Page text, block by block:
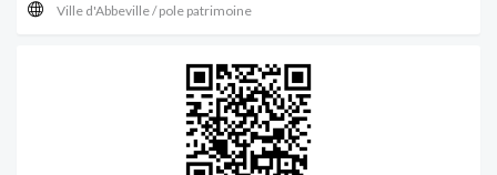
Ville d'Abbeville / pole patrimoine